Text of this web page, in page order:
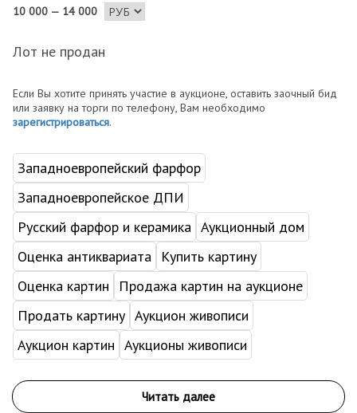
10 000 — 14 000
Лот не продан
Если Вы хотите принять участие в аукционе, оставить заочный бид
или заявку на торги по телефону, Вам необходимо
зарегистрироваться.
Западноевропейский фарфор
Западноевропейское ДПИ
Русский фарфор и керамика Аукционный дом
Оценка антиквариата
Купить картину
Оценка картин
Продажа картин на аукционе
Продать картину Аукцион живописи
Аукцион картин Аукционы живописи